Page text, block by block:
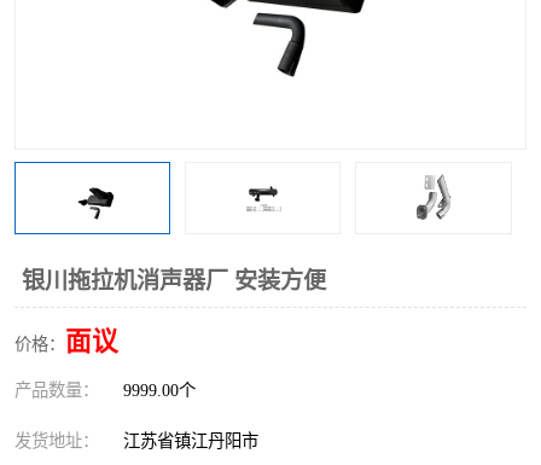
银川拖拉机消声器厂 安装方便
价格： 面议
产品数量： 9999.00个
发货地址： 江苏省镇江丹阳市